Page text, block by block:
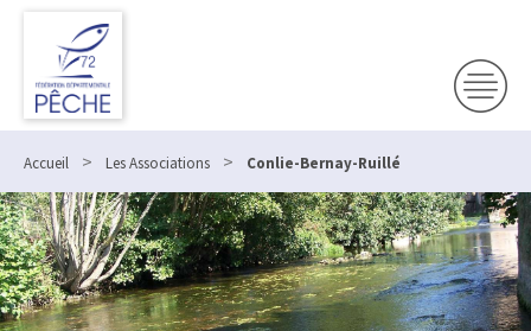
Accueil > Les Associations > Conlie-Bernay-Ruillé